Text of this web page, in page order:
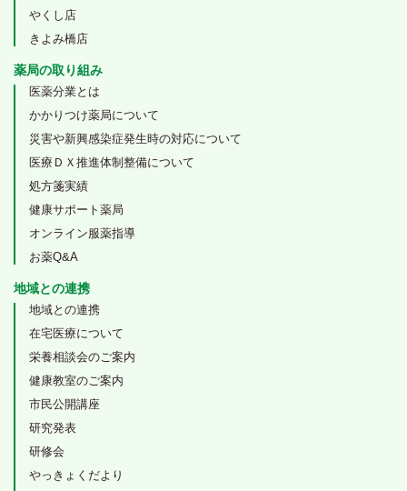
やくし店
きよみ橋店
薬局の取り組み
医薬分業とは
かかりつけ薬局について
災害や新興感染症発生時の対応について
医療ＤＸ推進体制整備について
処方箋実績
健康サポート薬局
オンライン服薬指導
お薬Q&A
地域との連携
地域との連携
在宅医療について
栄養相談会のご案内
健康教室のご案内
市民公開講座
研究発表
研修会
やっきょくだより